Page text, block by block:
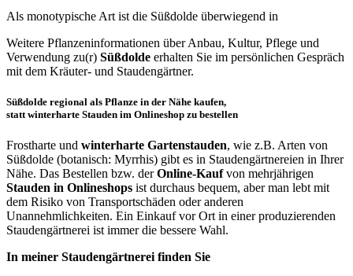
Als monotypische Art ist die Süßdolde überwiegend in
Weitere Pflanzeninformationen über Anbau, Kultur, Pflege und
Verwendung zu(r) Süßdolde erhalten Sie im persönlichen Gespräch
mit dem Kräuter- und Staudengärtner.
Süßdolde regional als Pflanze in der Nähe kaufen,
statt winterharte Stauden im Onlineshop zu bestellen
Frostharte und winterharte Gartenstauden, wie z.B. Arten von
Süßdolde (botanisch: Myrrhis) gibt es in Staudengärtnereien in Ihrer
Nähe. Das Bestellen bzw. derOnline-Kaufvon mehrjährigen
Stauden in Onlineshops ist durchaus bequem, aber man lebt mit
dem Risiko von Transportschäden oder anderen
Unannehmlichkeiten. Ein Einkauf vor Ort in einer produzierenden
Staudengärtnerei ist immer die bessere Wahl.
In meiner Staudengärtnerei finden Sie